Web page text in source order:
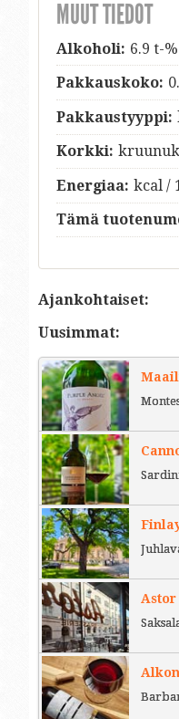
MUUT TIEDOT
Alkoholi: 6.9 t-%
Pakkauskoko:
Pakkaustyyppi:
Korkki:
Energiaa: kcal /
Tämä
Ajankohtaiset:
Uusimmat: